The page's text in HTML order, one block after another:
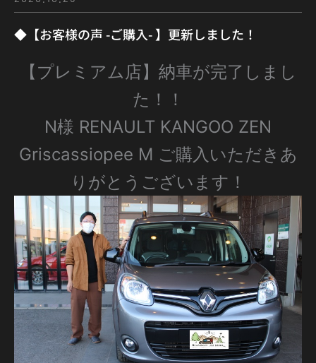
◆【お客様の声 -ご購入- 】更新しました！
【プレミアム店】納車が完了しまし
た！！
N様 RENAULT KANGOO ZEN
Griscassiopee M ご購入いただきあ
りがとうございます！